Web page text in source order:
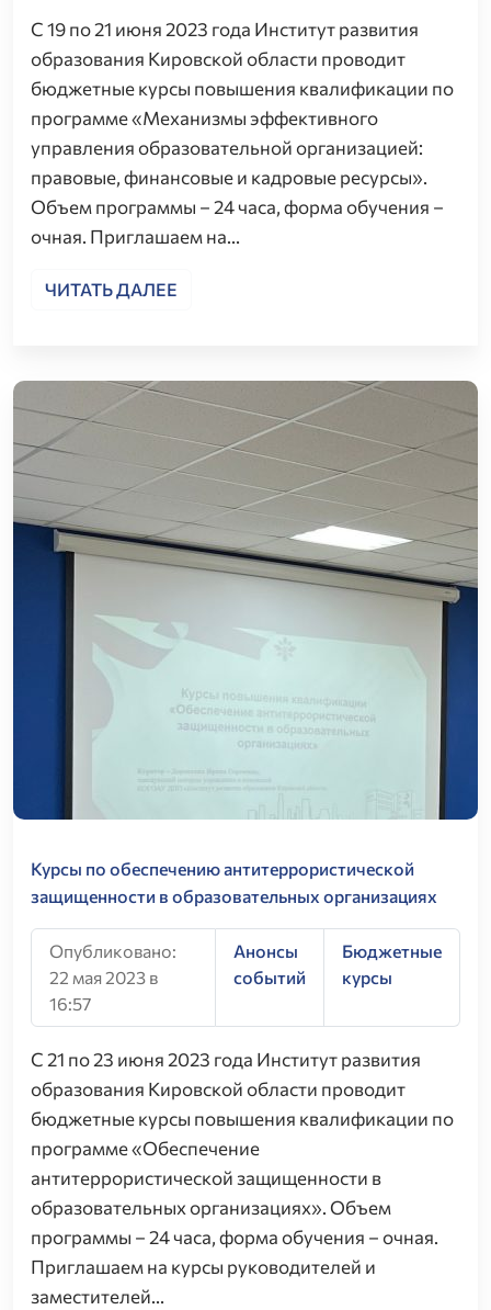
С 19 по 21 июня 2023 года Институт развития
образования Кировской области проводит
бюджетные курсы повышения квалификации по
программе «Механизмы эффективного
управления образовательной организацией:
правовые, финансовые и кадровые ресурсы».
Объем программы – 24 часа, форма обучения –
очная. Приглашаем на…
ЧИТАТЬ ДАЛЕЕ
Курсы по обеспечению антитеррористической
защищенности в образовательных организациях
Опубликовано:
22 мая 2023 в
16:57
Анонсы
событий
Бюджетные
курсы
С 21 по 23 июня 2023 года Институт развития
образования Кировской области проводит
бюджетные курсы повышения квалификации по
программе «Обеспечение
антитеррористической защищенности в
образовательных организациях». Объем
программы – 24 часа, форма обучения – очная.
Приглашаем на курсы руководителей и
заместителей…